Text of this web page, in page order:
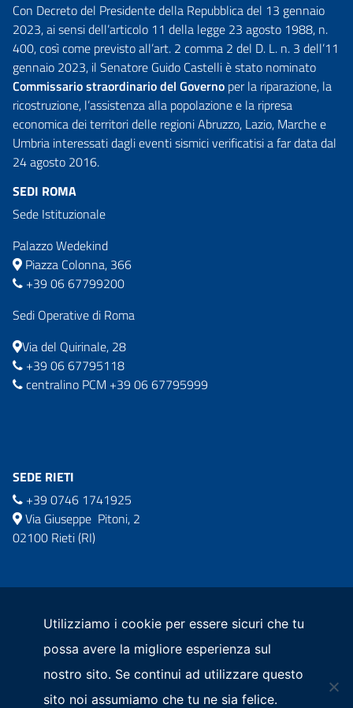
Con Decreto del Presidente della Repubblica del 13 gennaio
2023, ai sensi dell’articolo 11 della legge 23 agosto 1988, n.
400, così come previsto all’art. 2 comma 2 del D. L. n. 3 dell’11
gennaio 2023, il Senatore Guido Castelli è stato nominato
Commissario straordinario del Governo per la riparazione, la
ricostruzione, l’assistenza alla popolazione e la ripresa
economica dei territori delle regioni Abruzzo, Lazio, Marche e
Umbria interessati dagli eventi sismici verificatisi a far data dal
24 agosto 2016.
SEDI ROMA
Sede Istituzionale
Palazzo Wedekind
Piazza Colonna, 366
+39 06 67799200
Sedi Operative di Roma
Via del Quirinale, 28
+39 06 67795118
centralino PCM +39 06 67795999
SEDE RIETI
+39 0746 1741925
Via Giuseppe Pitoni, 2
02100 Rieti (RI)
comm.ricostruzionesisma2016@pec.governo.it
Utilizziamo i cookie per essere sicuri che tu
possa avere la migliore esperienza sul
nostro sito. Se continui ad utilizzare questo
sito noi assumiamo che tu ne sia felice.